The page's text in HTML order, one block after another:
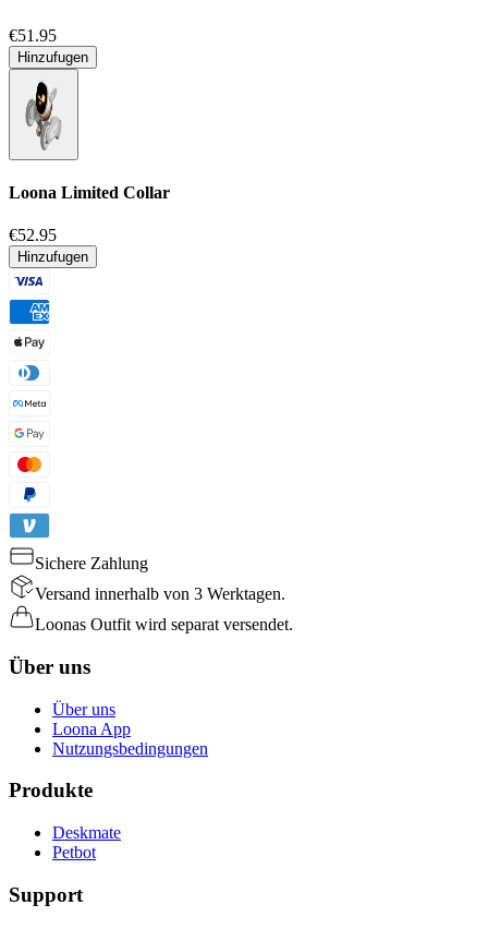
€51.95
Hinzufugen
Loona Limited Collar
€52.95
Hinzufugen
Sichere Zahlung
Versand innerhalb von 3 Werktagen.
Loonas Outfit wird separat versendet.
Über uns
Über uns
Loona App
Nutzungsbedingungen
Produkte
Deskmate
Petbot
Support